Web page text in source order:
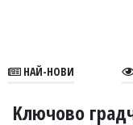
В
НАЙ-НОВИ
Kлючово